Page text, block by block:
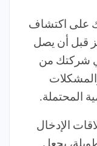
على اكتشاف
قبل أن يصل
شركتك من
المحتملة.
الإدخال